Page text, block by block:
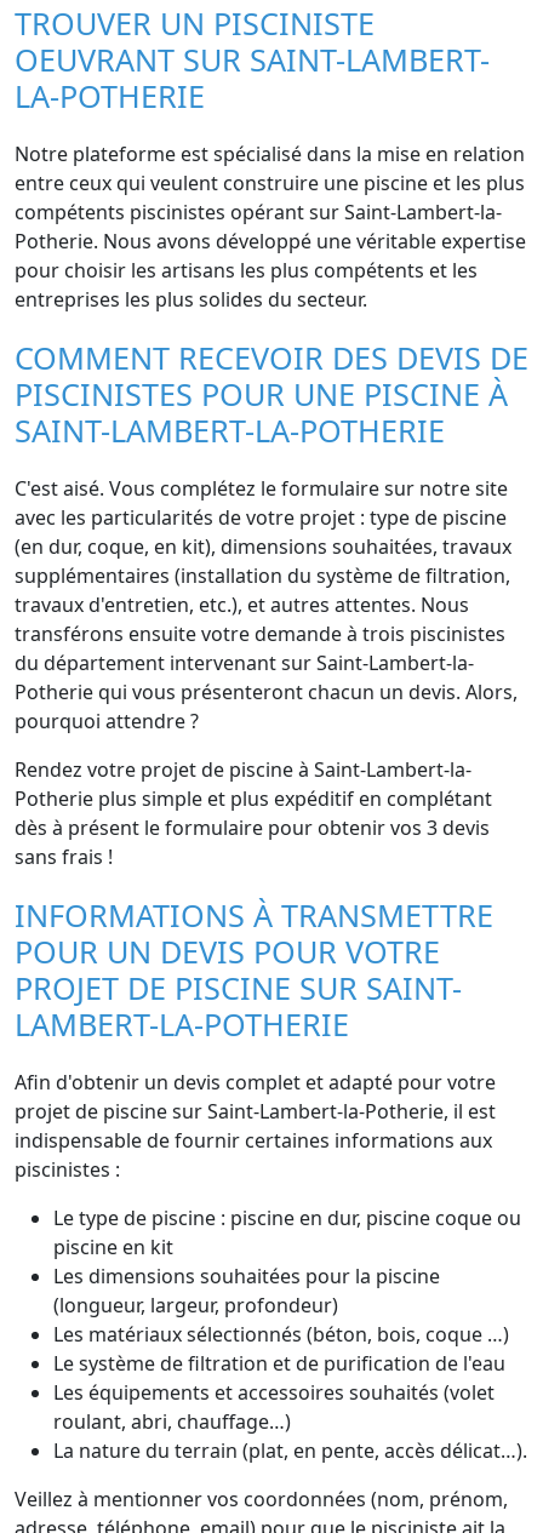
TROUVER UN PISCINISTE
OEUVRANT SUR SAINT-LAMBERT-
LA-POTHERIE
Notre plateforme est spécialisé dans la mise en relation
entre ceux qui veulent construire une piscine et les plus
compétents piscinistes opérant sur Saint-Lambert-la-
Potherie. Nous avons développé une véritable expertise
pour choisir les artisans les plus compétents et les
entreprises les plus solides du secteur.
COMMENT RECEVOIR DES DEVIS DE
PISCINISTES POUR UNE PISCINE À
SAINT-LAMBERT-LA-POTHERIE
C'est aisé. Vous complétez le formulaire sur notre site
avec les particularités de votre projet : type de piscine
(en dur, coque, en kit), dimensions souhaitées, travaux
supplémentaires (installation du système de filtration,
travaux d'entretien, etc.), et autres attentes. Nous
transférons ensuite votre demande à trois piscinistes
du département intervenant sur Saint-Lambert-la-
Potherie qui vous présenteront chacun un devis. Alors,
pourquoi attendre ?
Rendez votre projet de piscine à Saint-Lambert-la-
Potherie plus simple et plus expéditif en complétant
dès à présent le formulaire pour obtenir vos 3 devis
sans frais !
INFORMATIONS À TRANSMETTRE
POUR UN DEVIS POUR VOTRE
PROJET DE PISCINE SUR SAINT-
LAMBERT-LA-POTHERIE
Afin d'obtenir un devis complet et adapté pour votre
projet de piscine sur Saint-Lambert-la-Potherie, il est
indispensable de fournir certaines informations aux
piscinistes :
Le type de piscine : piscine en dur, piscine coque ou
piscine en kit
Les dimensions souhaitées pour la piscine
(longueur, largeur, profondeur)
Les matériaux sélectionnés (béton, bois, coque …)
Le système de filtration et de purification de l'eau
Les équipements et accessoires souhaités (volet
roulant, abri, chauffage…)
La nature du terrain (plat, en pente, accès délicat…).
Veillez à mentionner vos coordonnées (nom, prénom,